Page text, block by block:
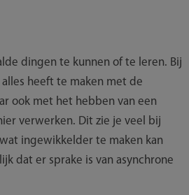
dingen te kunnen of te leren. Bij
heeft te maken met de
ook met het hebben van een
verwerken. Dit zie je veel bij
ingewikkelder te maken kan
dat er sprake is van asynchrone